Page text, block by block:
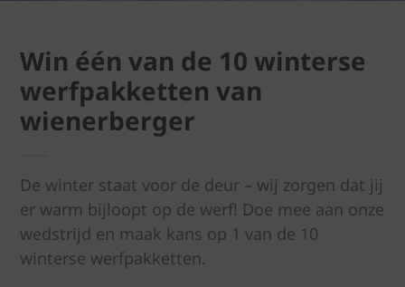
Win één van de 10 winterse
werfpakketten van
wienerberger
De winter staat voor de deur – wij zorgen dat jij
er warm bijloopt op de werf! Doe mee aan onze
wedstrijd en maak kans op 1 van de 10
winterse werfpakketten.